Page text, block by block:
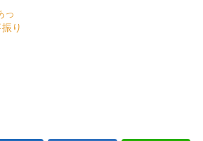
「VRC名鑑」【寄稿】